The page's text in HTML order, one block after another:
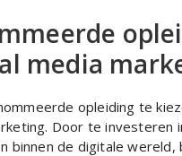
media
opleiding te
Door te
binnen de digitale